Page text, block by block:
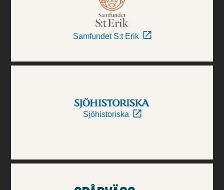
Samfundet S:t Erik
Sjöhistoriska